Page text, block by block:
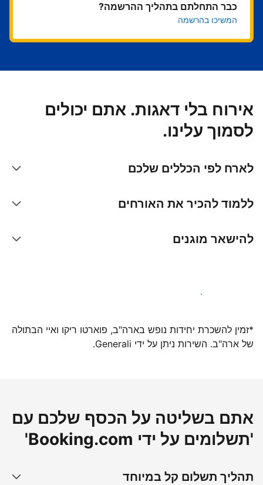
כבר התחלתם בתהליך ההרשמה?
המשיכו בהרשמה
אירוח בלי דאגות. אתם יכולים
לסמוך עלינו.
לארח לפי הכללים שלכם
ללמוד להכיר את האורחים
להישאר מוגנים
הצטרפו אלינו עוד היום
*זמין להשכרת יחידות נופש בארה"ב, פוארטו ריקו ואיי הבתולה
של ארה"ב. השירות ניתן על ידי Generali.
אתם בשליטה על הכסף שלכם עם
'תשלומים על ידי Booking.com'
תהליך תשלום קל במיוחד